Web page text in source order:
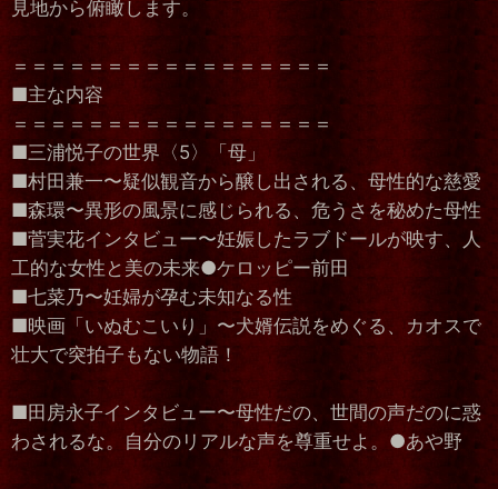
見地から俯瞰します。
＝＝＝＝＝＝＝＝＝＝＝＝＝＝＝＝＝
■主な内容
＝＝＝＝＝＝＝＝＝＝＝＝＝＝＝＝＝
■三浦悦子の世界〈5〉「母」
■村田兼一〜疑似観音から醸し出される、母性的な慈愛
■森環〜異形の風景に感じられる、危うさを秘めた母性
■菅実花インタビュー〜妊娠したラブドールが映す、人
工的な女性と美の未来●ケロッピー前田
■七菜乃〜妊婦が孕む未知なる性
■映画「いぬむこいり」〜犬婿伝説をめぐる、カオスで
壮大で突拍子もない物語！
■田房永子インタビュー〜母性だの、世間の声だのに惑
わされるな。自分のリアルな声を尊重せよ。●あや野